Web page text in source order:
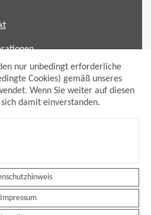
nur unbedingt erforderliche
Cookies) gemäß unseres
Wenn Sie weiter auf diesen
damit einverstanden.
Impressum
(Bauamt)